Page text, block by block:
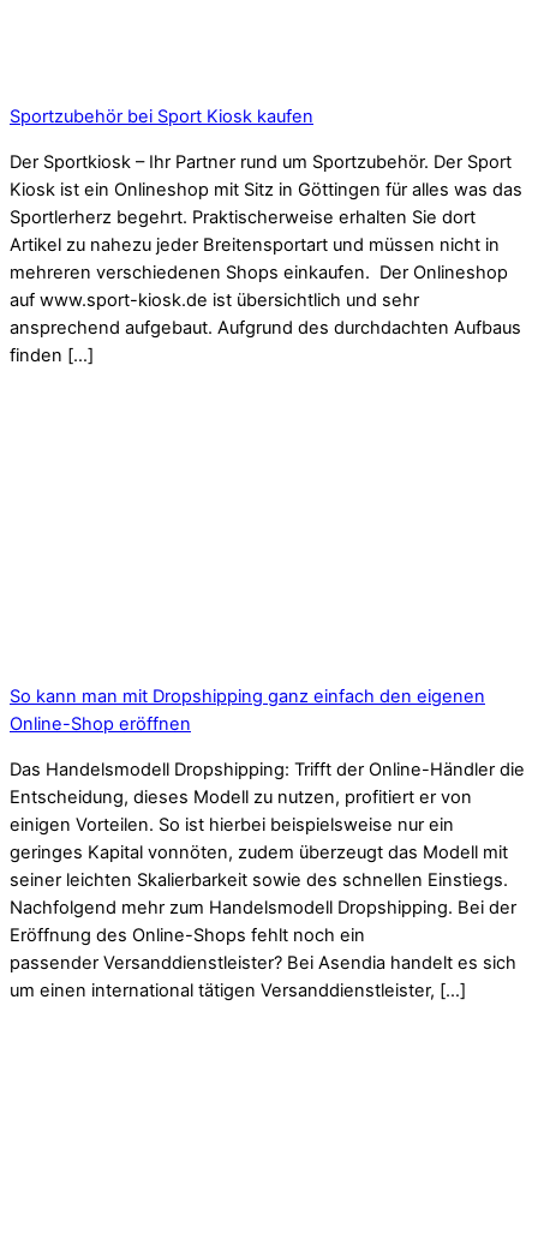
Sportzubehör bei Sport Kiosk kaufen
Der Sportkiosk – Ihr Partner rund um Sportzubehör. Der Sport
Kiosk ist ein Onlineshop mit Sitz in Göttingen für alles was das
Sportlerherz begehrt. Praktischerweise erhalten Sie dort
Artikel zu nahezu jeder Breitensportart und müssen nicht in
mehreren verschiedenen Shops einkaufen. Der Onlineshop
auf www.sport-kiosk.de ist übersichtlich und sehr
ansprechend aufgebaut. Aufgrund des durchdachten Aufbaus
finden […]
So kann man mit Dropshipping ganz einfach den eigenen
Online-Shop eröffnen
Das Handelsmodell Dropshipping: Trifft der Online-Händler die
Entscheidung, dieses Modell zu nutzen, profitiert er von
einigen Vorteilen. So ist hierbei beispielsweise nur ein
geringes Kapital vonnöten, zudem überzeugt das Modell mit
seiner leichten Skalierbarkeit sowie des schnellen Einstiegs.
Nachfolgend mehr zum Handelsmodell Dropshipping. Bei der
Eröffnung des Online-Shops fehlt noch ein
passender Versanddienstleister? Bei Asendia handelt es sich
um einen international tätigen Versanddienstleister, […]